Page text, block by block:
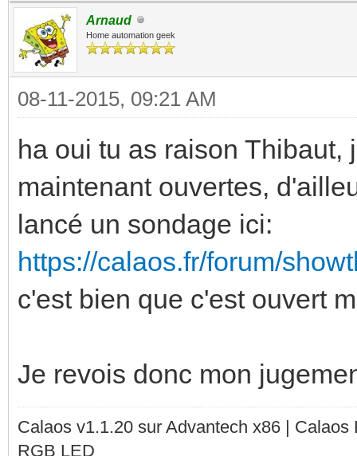
Arnaud
Home automation geek
08-11-2015, 09:21 AM
ha oui tu as raison Thibaut,
maintenant ouvertes,
lancé un sondage ici:
https://calaos.fr/forum/
c'est bien que c'est ouvert
Je revois donc mon
Calaos v1.1.20 sur Advantech x86 |
RGB LED